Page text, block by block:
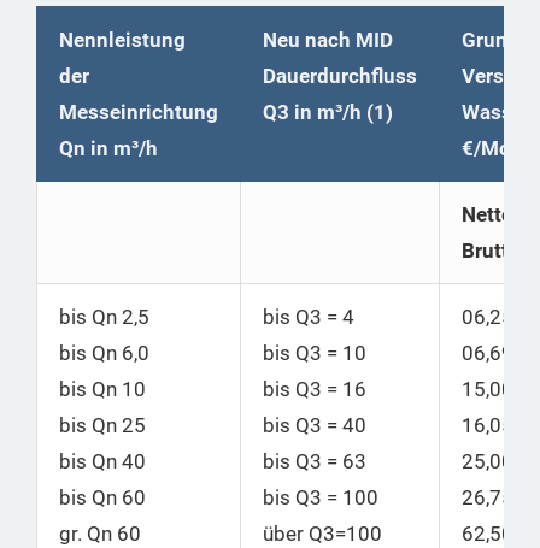
Nennleistung
der
Messeinrichtung
Qn in m³/h
Neu nach MID
Dauerdurchfluss
Q3 in m³/h (1)
Wasser
€/Monat
Netto |
Brutto
bis Qn 2,5
bis Qn 6,0
bis Qn 10
bis Qn 25
bis Qn 40
bis Qn 60
gr. Qn 60
bis Q3 = 4
bis Q3 = 10
bis Q3 = 16
bis Q3 = 40
bis Q3 = 63
bis Q3 = 100
über Q3=100
06,25
06,69
15,00
16,05
25,00
26,75
62,50